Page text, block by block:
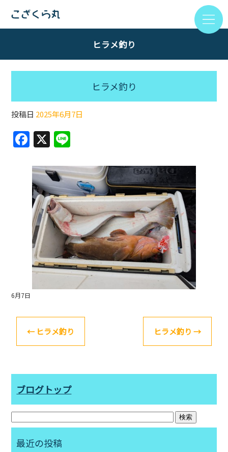
ヒラメ釣り
ヒラメ釣り
投稿日 2025年6月7日
F
c
e
b
o
o
k
X
e
6月7日
← ヒラメ釣り ヒラメ釣り →
ブログトップ
最近の投稿